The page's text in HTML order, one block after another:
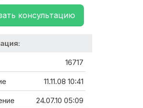
консультацию
16717
11.11.08 10:41
24.07.10 05:09